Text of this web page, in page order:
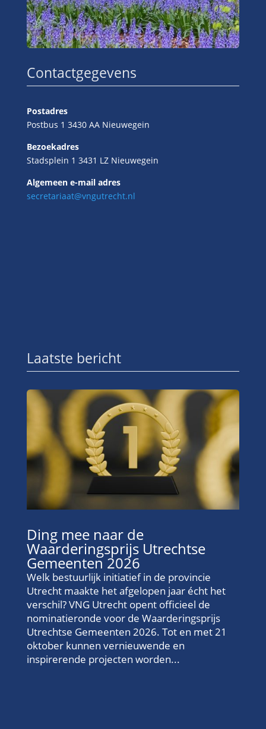
Contactgegevens
Postadres
Postbus 1 3430 AA Nieuwegein
Bezoekadres
Stadsplein 1 3431 LZ Nieuwegein
Algemeen e-mail adres
secretariaat@vngutrecht.nl
Laatste bericht
Ding mee naar de
Waarderingsprijs Utrechtse
Gemeenten 2026
Welk bestuurlijk initiatief in de provincie
Utrecht maakte het afgelopen jaar écht het
verschil? VNG Utrecht opent officieel de
nominatieronde voor de Waarderingsprijs
Utrechtse Gemeenten 2026. Tot en met 21
oktober kunnen vernieuwende en
inspirerende projecten worden...